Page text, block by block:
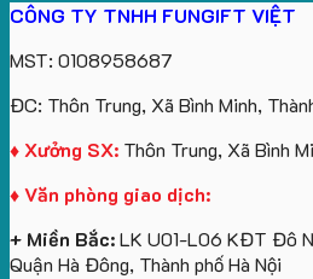
Bông
Cầu
CÔNG TY TNHH FUNGIFT VIỆT
MST: 0108958687
ĐC: Thôn Trung, Xã Bình Minh,
♦ Xưởng SX: Thôn Trung, Xã Bình
♦ Văn phòng giao dịch:
+ Miền Bắc:LK U01-L06 KĐT Đô
Quận Hà Đông, Thành phố Hà Nội